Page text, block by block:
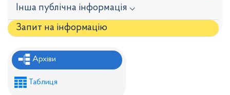
Інша публічна інформація ⌵
Запит на iнформацію
Рішення районної ради
Рішення виконавчого комітету
Розпорядження районного голови
Архіви
Таблиця